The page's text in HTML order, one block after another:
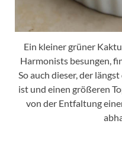
Ein kleiner grüner
Harmonists besungen,
So auch dieser, der
ist und einen größeren
von der Entfaltung